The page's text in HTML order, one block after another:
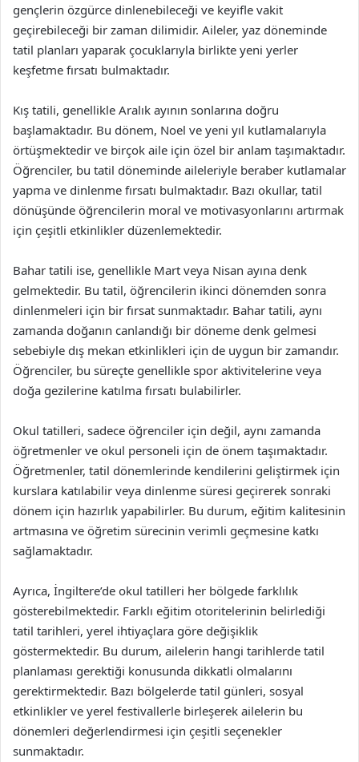
gençlerin özgürce dinlenebileceği ve keyifle vakit
geçirebileceği bir zaman dilimidir. Aileler, yaz döneminde
tatil planları yaparak çocuklarıyla birlikte yeni yerler
keşfetme fırsatı bulmaktadır.
Kış tatili, genellikle Aralık ayının sonlarına doğru
başlamaktadır. Bu dönem, Noel ve yeni yıl kutlamalarıyla
örtüşmektedir ve birçok aile için özel bir anlam taşımaktadır.
Öğrenciler, bu tatil döneminde aileleriyle beraber kutlamalar
yapma ve dinlenme fırsatı bulmaktadır. Bazı okullar, tatil
dönüşünde öğrencilerin moral ve motivasyonlarını artırmak
için çeşitli etkinlikler düzenlemektedir.
Bahar tatili ise, genellikle Mart veya Nisan ayına denk
gelmektedir. Bu tatil, öğrencilerin ikinci dönemden sonra
dinlenmeleri için bir fırsat sunmaktadır. Bahar tatili, aynı
zamanda doğanın canlandığı bir döneme denk gelmesi
sebebiyle dış mekan etkinlikleri için de uygun bir zamandır.
Öğrenciler, bu süreçte genellikle spor aktivitelerine veya
doğa gezilerine katılma fırsatı bulabilirler.
Okul tatilleri, sadece öğrenciler için değil, aynı zamanda
öğretmenler ve okul personeli için de önem taşımaktadır.
Öğretmenler, tatil dönemlerinde kendilerini geliştirmek için
kurslara katılabilir veya dinlenme süresi geçirerek sonraki
dönem için hazırlık yapabilirler. Bu durum, eğitim kalitesinin
artmasına ve öğretim sürecinin verimli geçmesine katkı
sağlamaktadır.
Ayrıca, İngiltere’de okul tatilleri her bölgede farklılık
gösterebilmektedir. Farklı eğitim otoritelerinin belirlediği
tatil tarihleri, yerel ihtiyaçlara göre değişiklik
göstermektedir. Bu durum, ailelerin hangi tarihlerde tatil
planlaması gerektiği konusunda dikkatli olmalarını
gerektirmektedir. Bazı bölgelerde tatil günleri, sosyal
etkinlikler ve yerel festivallerle birleşerek ailelerin bu
dönemleri değerlendirmesi için çeşitli seçenekler
sunmaktadır.